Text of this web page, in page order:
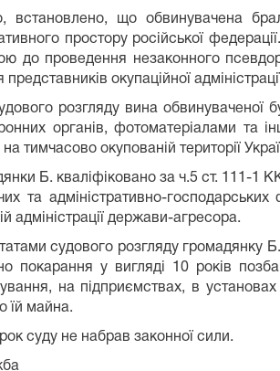
встановлено, що обвинувачена
простору російської
до проведення незаконного
окупаційної
розгляду вина обвинуваченої
органів, фотоматеріалами та
на тимчасово окупованій території
Б. кваліфіковано за ч.5 ст. 111-1
та адміністративно-
адміністрації держави-агресора.
судового розгляду громадянку
покарання у вигляді 10 років
на підприємствах, в
їй майна.
суду не набрав законної сили.